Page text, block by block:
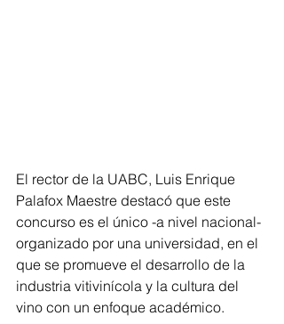
El rector de la UABC, Luis Enrique
Palafox Maestre destacó que este
concurso es el único -a nivel nacional-
organizado por una universidad, en el
que se promueve el desarrollo de la
industria vitivinícola y la cultura del
vino con un enfoque académico.